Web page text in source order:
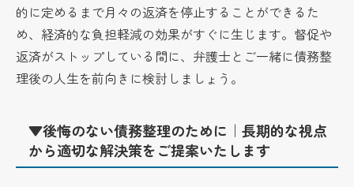
的に定めるまで月々の返済を停止することができるた
め、経済的な負担軽減の効果がすぐに生じます。督促や
返済がストップしている間に、弁護士とご一緒に債務整
理後の人生を前向きに検討しましょう。
▼後悔のない債務整理のために｜長期的な視点
から適切な解決策をご提案いたします